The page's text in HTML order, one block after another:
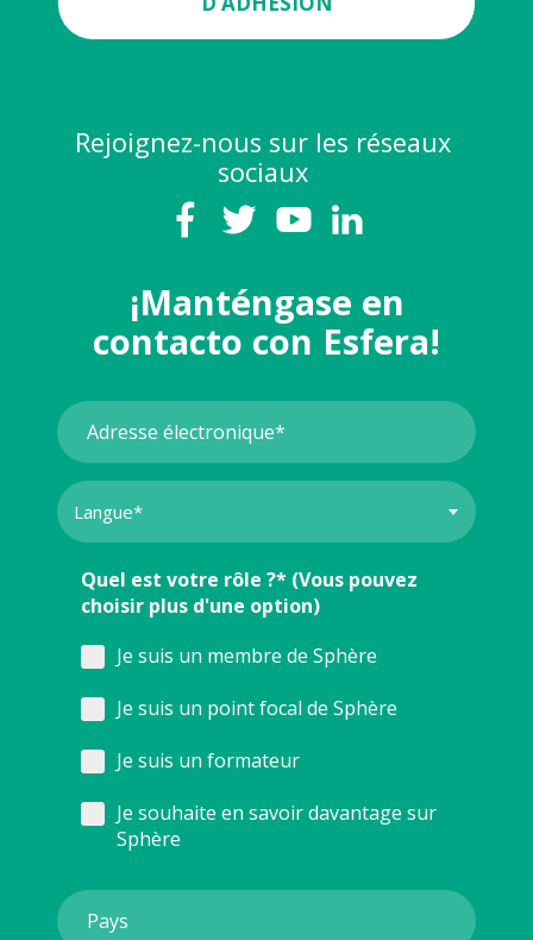
Rejoignez-nous sur les réseaux
sociaux
¡Manténgase en
contacto con Esfera!
Quel est votre rôle ?* (Vous pouvez
choisir plus d'une option)
Je suis un membre de Sphère
Je suis un point focal de Sphère
Je suis un formateur
Je souhaite en savoir davantage sur
Sphère